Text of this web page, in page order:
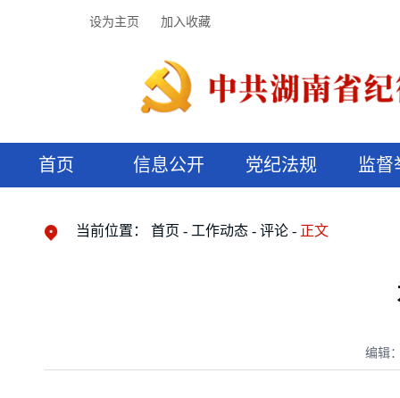
设为主页 加入收藏
首页 信息公开 党纪法规 监督
当前位置： 首页 工作动态 评论 正文
编辑